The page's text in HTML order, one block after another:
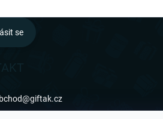
se
@giftak.cz